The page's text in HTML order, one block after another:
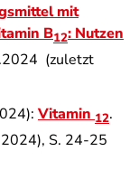
mit
B12: Nutzen
(zuletzt
Vitamin 12.
S. 24-25